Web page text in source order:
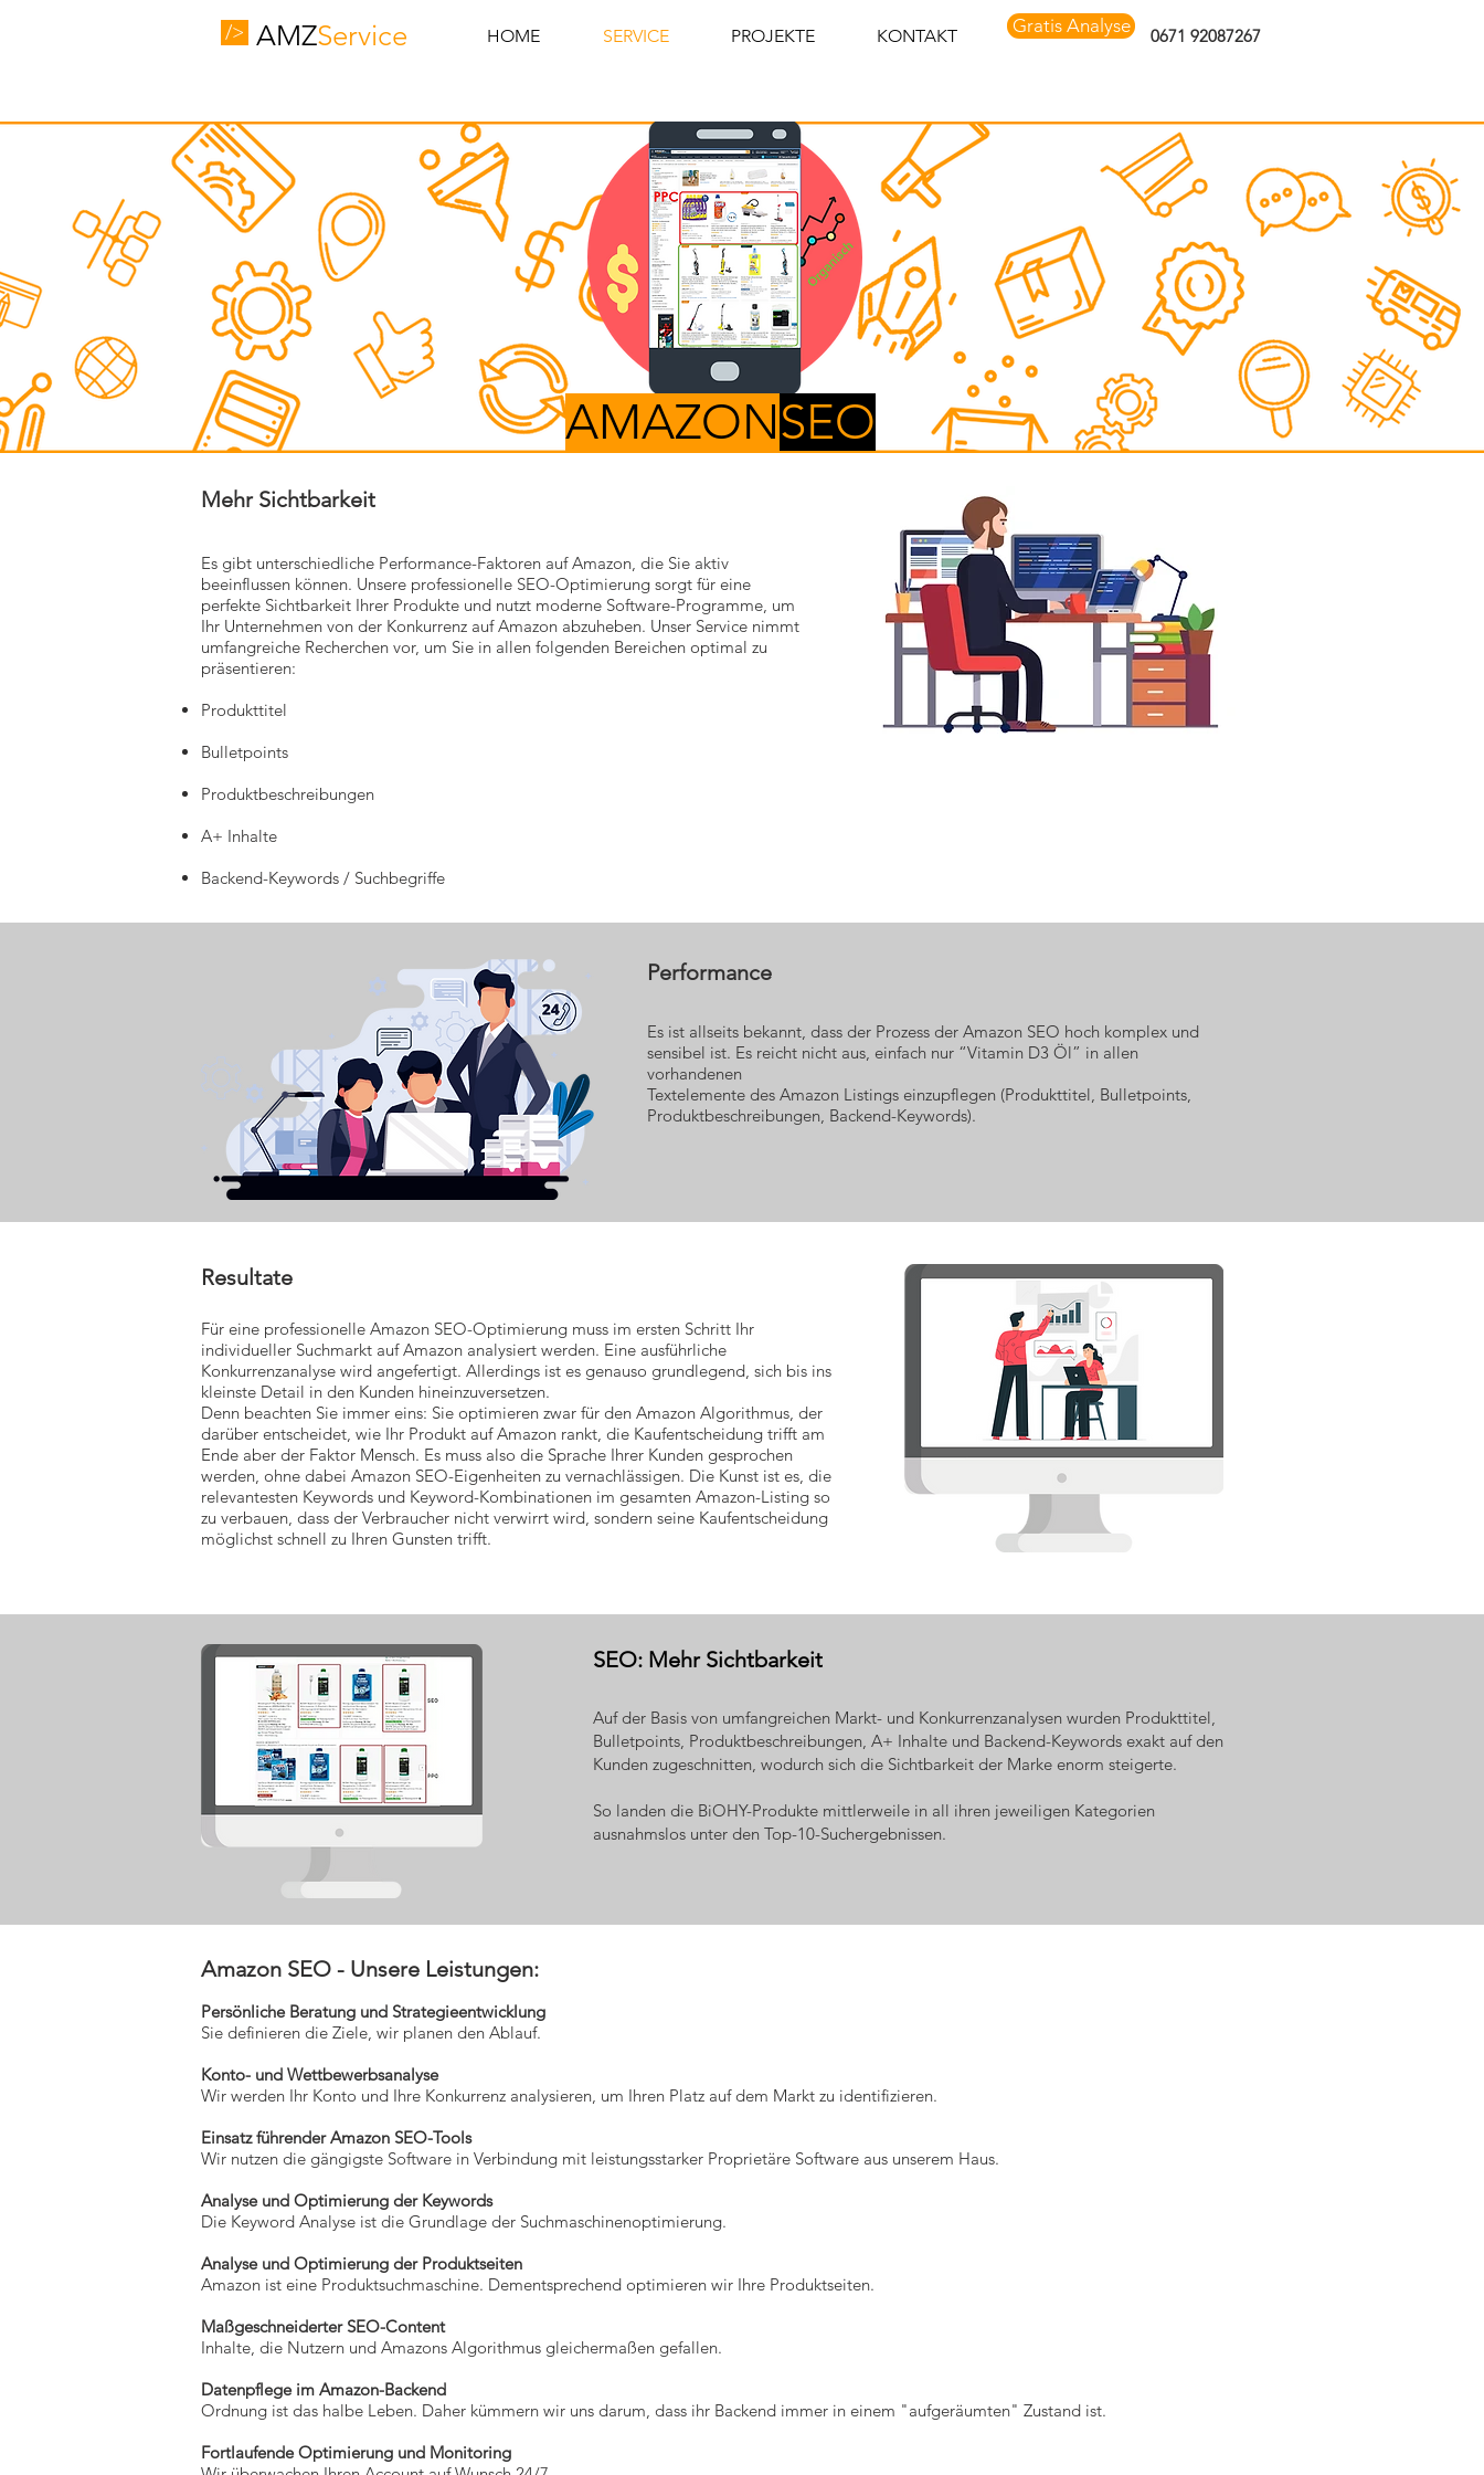
/> AMZService HOME SERVICE PROJEKTE KONTAKT Gratis Analyse 0671 92087267
AMAZONSEO
Mehr Sichtbarkeit
Es gibt unterschiedliche Performance-Faktoren auf Amazon, die Sie aktiv
beeinflussen können. Unsere professionelle SEO-Optimierung sorgt für eine
perfekte Sichtbarkeit Ihrer Produkte und nutzt moderne Software-Programme, um
Ihr Unternehmen von der Konkurrenz auf Amazon abzuheben. Unser Service nimmt
umfangreiche Recherchen vor, um Sie in allen folgenden Bereichen optimal zu
präsentieren:
Produkttitel
Bulletpoints
Produktbeschreibungen
A+ Inhalte
Backend-Keywords / Suchbegriffe
Performance
Es ist allseits bekannt, dass der Prozess der Amazon SEO hoch komplex und
sensibel ist. Es reicht nicht aus, einfach nur “Vitamin D3 Öl” in allen
vorhandenen
Textelemente des Amazon Listings einzupflegen (Produkttitel, Bulletpoints,
Produktbeschreibungen, Backend-Keywords).
Resultate
Für eine professionelle Amazon SEO-Optimierung muss im ersten Schritt Ihr
individueller Suchmarkt auf Amazon analysiert werden. Eine ausführliche
Konkurrenzanalyse wird angefertigt. Allerdings ist es genauso grundlegend, sich bis ins
kleinste Detail in den Kunden hineinzuversetzen.
Denn beachten Sie immer eins: Sie optimieren zwar für den Amazon Algorithmus, der
darüber entscheidet, wie Ihr Produkt auf Amazon rankt, die Kaufentscheidung trifft am
Ende aber der Faktor Mensch. Es muss also die Sprache Ihrer Kunden gesprochen
werden, ohne dabei Amazon SEO-Eigenheiten zu vernachlässigen. Die Kunst ist es, die
relevantesten Keywords und Keyword-Kombinationen im gesamten Amazon-Listing so
zu verbauen, dass der Verbraucher nicht verwirrt wird, sondern seine Kaufentscheidung
möglichst schnell zu Ihren Gunsten trifft.
SEO: Mehr Sichtbarkeit
Auf der Basis von umfangreichen Markt- und Konkurrenzanalysen wurden Produkttitel,
Bulletpoints, Produktbeschreibungen, A+ Inhalte und Backend-Keywords exakt auf den
Kunden zugeschnitten, wodurch sich die Sichtbarkeit der Marke enorm steigerte.
So landen die BiOHY-Produkte mittlerweile in all ihren jeweiligen Kategorien
ausnahmslos unter den Top-10-Suchergebnissen.
Amazon SEO - Unsere Leistungen:
Persönliche Beratung und Strategieentwicklung
Sie definieren die Ziele, wir planen den Ablauf.
Konto- und Wettbewerbsanalyse
Wir werden Ihr Konto und Ihre Konkurrenz analysieren, um Ihren Platz auf dem Markt zu identifizieren.
Einsatz führender Amazon SEO-Tools
Wir nutzen die gängigste Software in Verbindung mit leistungsstarker Proprietäre Software aus unserem Haus.
Analyse und Optimierung der Keywords
Die Keyword Analyse ist die Grundlage der Suchmaschinenoptimierung.
Analyse und Optimierung der Produktseiten
Amazon ist eine Produktsuchmaschine. Dementsprechend optimieren wir Ihre Produktseiten.
Maßgeschneiderter SEO-Content
Inhalte, die Nutzern und Amazons Algorithmus gleichermaßen gefallen.
Datenpflege im Amazon-Backend
Ordnung ist das halbe Leben. Daher kümmern wir uns darum, dass ihr Backend immer in einem "aufgeräumten" Zustand ist.
Fortlaufende Optimierung und Monitoring